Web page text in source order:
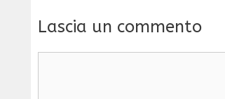
Lascia un commento